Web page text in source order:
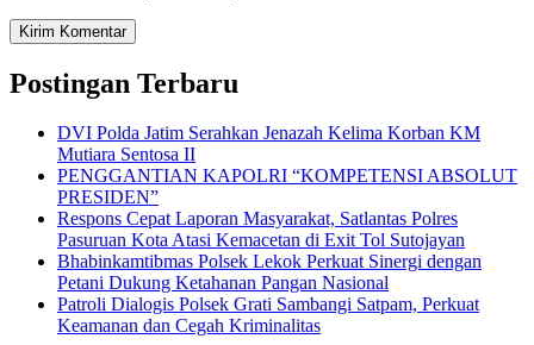
Postingan Terbaru
DVI Polda Jatim Serahkan Jenazah Kelima Korban KM
Mutiara Sentosa II
PENGGANTIAN KAPOLRI “KOMPETENSI ABSOLUT
PRESIDEN”
Respons Cepat Laporan Masyarakat, Satlantas Polres
Pasuruan Kota Atasi Kemacetan di Exit Tol Sutojayan
Bhabinkamtibmas Polsek Lekok Perkuat Sinergi dengan
Petani Dukung Ketahanan Pangan Nasional
Patroli Dialogis Polsek Grati Sambangi Satpam, Perkuat
Keamanan dan Cegah Kriminalitas